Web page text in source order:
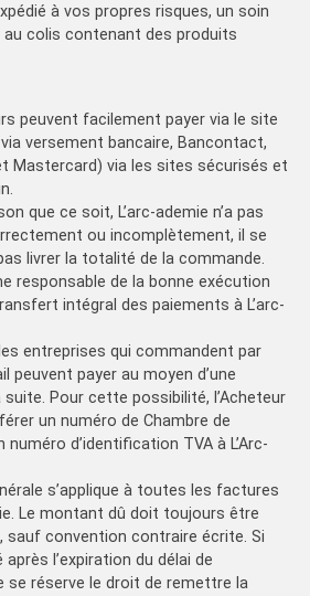
à vos propres risques, un soin
colis contenant des produits
peuvent facilement payer via le site
versement bancaire, Bancontact,
Mastercard) via les sites sécurisés et
que ce soit, L’arc-ademie n’a pas
ou incomplètement, il se
livrer la totalité de la commande.
responsable de la bonne exécution
intégral des paiements à L’arc-
entreprises qui commandent par
peuvent payer au moyen d’une
Pour cette possibilité, l’Acheteur
un numéro de Chambre de
d’identification TVA à L’Arc-
s’applique à toutes les factures
Le montant dû doit toujours être
sauf convention contraire écrite. Si
après l’expiration du délai de
se réserve le droit de remettre la